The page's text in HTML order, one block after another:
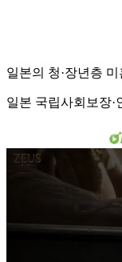
일본의 청·장년층
일본 국립사회보장·